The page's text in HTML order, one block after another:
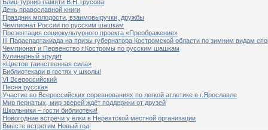
Блиц-турнир памяти В.Н.Трусова
День православной книги
Праздник молодости, взаимовыручки, дружбы
Чемпионат России по русским шашкам
Презентация социокультурного проекта «Преображение»
III Параспартакиада на призы губернатора Костромской области по зимним видам
Чемпионат и Первенство г.Костромы по русским шашкам
Кулинарный эрудит
«Цветов таинственная сила»
Библиотекари в гостях у школы!
VI Всероссийский
Песня русская
Участие во Всероссийских соревнованиях по легкой атлетике в г.Ярославле
Мир пернатых, мир зверей ждёт поддержки от друзей
Школьники – гости библиотеки!
Новогодние встречи у ёлки в Нерехтской местной организации
Вместе встретим Новый год!